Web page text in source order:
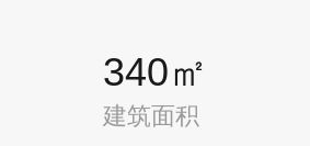
340㎡
建筑面积